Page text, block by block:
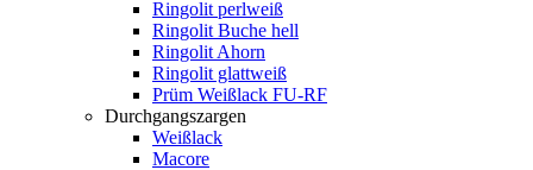
Ringolit perlweiß
Ringolit Buche hell
Ringolit Ahorn
Ringolit glattweiß
Prüm Weißlack FU-RF
Durchgangszargen
Weißlack
Macore